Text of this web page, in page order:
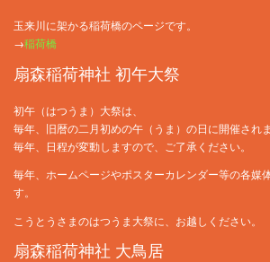
玉来川に架かる稲荷橋のページです。
→稲荷橋
扇森稲荷神社 初午大祭
初午（はつうま）大祭は、
毎年、旧暦の二月初めの午（うま）の日に開催され
毎年、日程が変動しますので、ご了承ください。
毎年、ホームページやポスターカレンダー等の各媒
す。
こうとうさまのはつうま大祭に、お越しください。
扇森稲荷神社 大鳥居